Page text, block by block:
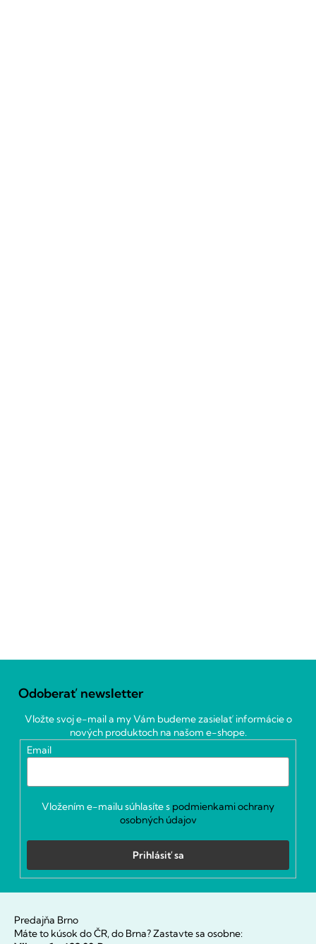
Odoberať newsletter
Vložte svoj e-mail a my Vám budeme zasielať informácie o
nových produktoch na našom e-shope.
Email
Vložením e-mailu súhlasíte s podmienkami ochrany
osobných údajov
Prihlásiť sa
Predajňa Brno
Máte to kúsok do ČR, do Brna? Zastavte sa osobne: